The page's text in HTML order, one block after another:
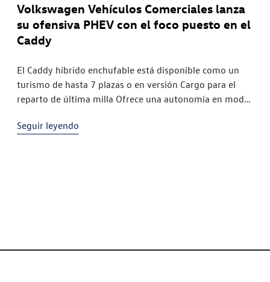
Volkswagen Vehículos Comerciales lanza
su ofensiva PHEV con el foco puesto en el
Caddy
El Caddy híbrido enchufable está disponible como un
turismo de hasta 7 plazas o en versión Cargo para el
reparto de última milla Ofrece una autonomía en modo
Seguir leyendo